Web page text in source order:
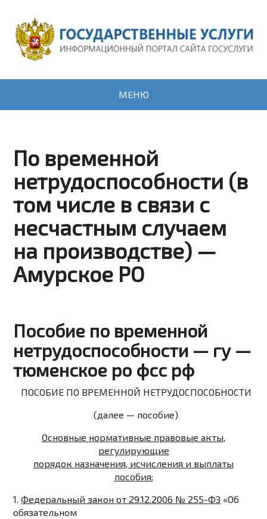
МЕНЮ
По временной
нетрудоспособности (в
том числе в связи с
несчастным случаем
на производстве) —
Амурское РО
Пособие по временной
нетрудоспособности — гу —
тюменское ро фсс рф
ПОСОБИЕ ПО ВРЕМЕННОЙ НЕТРУДОСПОСОБНОСТИ
(далее — пособие)
Основные нормативные правовые акты,
регулирующие
порядок назначения, исчисления и выплаты
пособия:
1.Федеральный закон от 29.12.2006 № 255-ФЗ «Об
обязательном